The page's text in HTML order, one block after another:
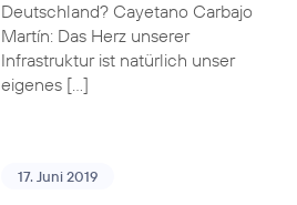
Deutschland? Cayetano Carbajo
Martín: Das Herz unserer
Infrastruktur ist natürlich unser
eigenes […]
17. Juni 2019